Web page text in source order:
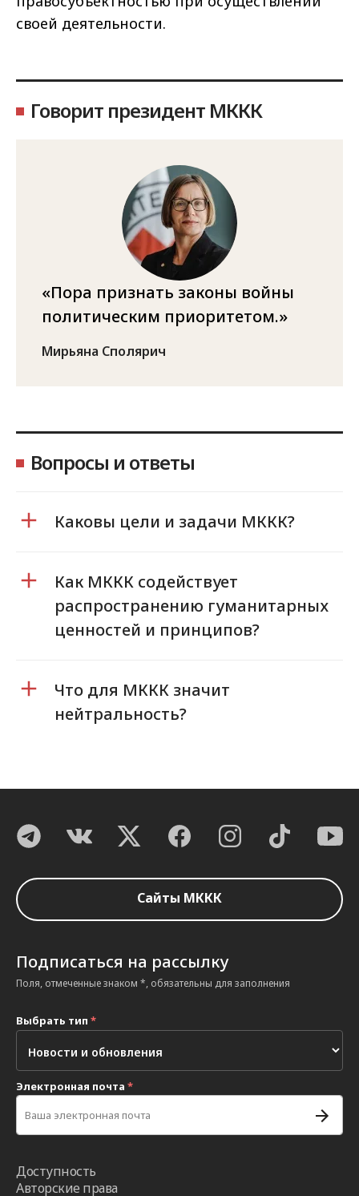
своей деятельности.
Говорит президент МККК
Пора признать законы войны
политическим приоритетом.
Мирьяна Сполярич
Вопросы и ответы
Каковы цели и задачи МККК?
Как МККК содействует
распространению гуманитарных
ценностей и принципов?
Что для МККК значит
нейтральность?
Сайты МККК
Подписаться на рассылку
Поля, отмеченные знаком *, обязательны для заполнения
Выбрать тип *
Электронная почта *
Доступность
Авторские права